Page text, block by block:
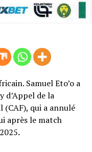
Samuel Eto’o a
d’Appel de la
qui a annulé
après le match
.